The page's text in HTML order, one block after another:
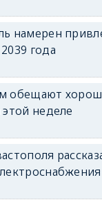
намерен
года
обещают
неделе